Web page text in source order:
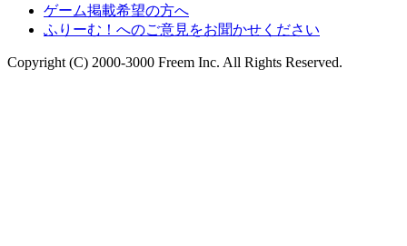
ゲーム掲載希望の方へ
ふりーむ！へのご意見をお聞かせください
Copyright (C) 2000-3000 Freem Inc. All Rights Reserved.